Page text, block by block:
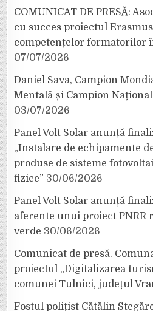
COMUNICAT DE PRESĂ:
cu succes proiectul
competențelor formatorilor
07/07/2026
Daniel Sava, Campion
Mentală și Campion
03/07/2026
Panel Volt Solar anunță
„Instalare de echipamente
produse de sisteme
fizice” 30/06/2026
Panel Volt Solar anunță
aferente unui proiect
verde 30/06/2026
Comunicat de presă.
proiectul „Digitalizarea
comunei Tulnici, județul
Fostul polițist Cătălin